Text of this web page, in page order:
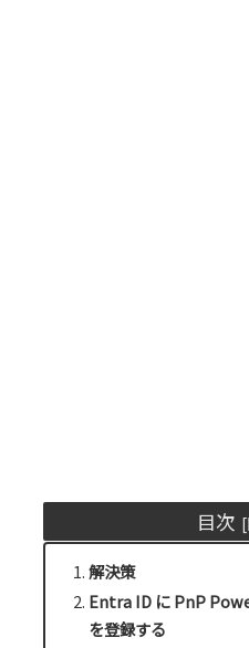
目次
解決策
Entra ID に PnP
を登録する